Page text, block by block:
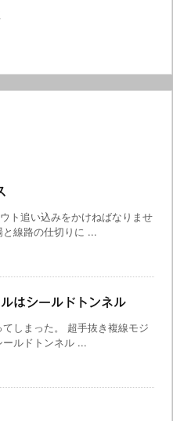
ト追い込みをかけねばなりませ
線路の仕切りに ...
はシールドトンネル
しまった。 超手抜き複線モジ
ールドトンネル ...